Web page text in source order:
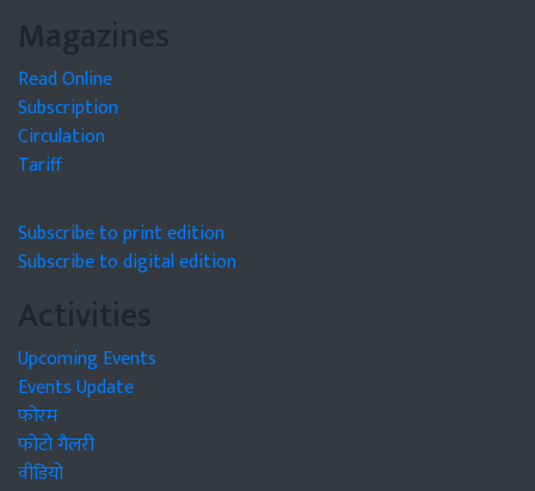
Magazines
Read Online
Subscription
Circulation
Tariff
Subscribe to print edition
Subscribe to digital edition
Activities
Upcoming Events
Events Update
फोरम
फोटो गैलरी
वीडियो